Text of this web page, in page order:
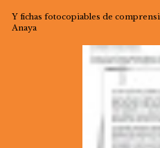
Y fichas fotocopiables de
Anaya